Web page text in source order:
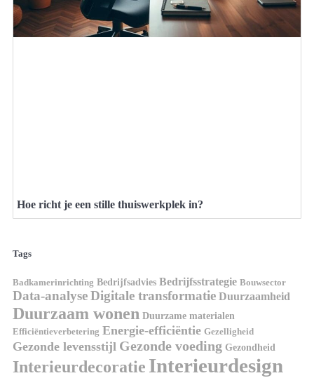
Hoe richt je een stille thuiswerkplek in?
Tags
Badkamerinrichting Bedrijfsadvies Bedrijfsstrategie Bouwsector
Data-analyseDigitale transformatie Duurzaamheid
Duurzaam wonen Duurzame materialen
Efficiëntieverbetering Energie-efficiëntie Gezelligheid
Gezonde levensstijl Gezonde voeding Gezondheid
Interieurdecoratie Interieurdesign